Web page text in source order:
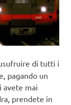
di tutti i
pagando un
avete mai
prendete in